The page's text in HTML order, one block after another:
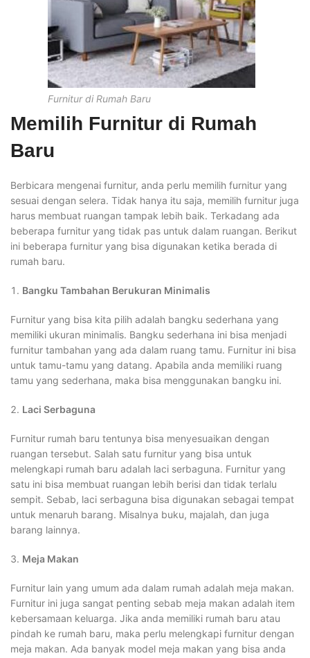
Furnitur di Rumah Baru
Memilih Furnitur di Rumah
Baru
Berbicara mengenai furnitur, anda perlu memilih furnitur yang
sesuai dengan selera. Tidak hanya itu saja, memilih furnitur juga
harus membuat ruangan tampak lebih baik. Terkadang ada
beberapa furnitur yang tidak pas untuk dalam ruangan. Berikut
ini beberapa furnitur yang bisa digunakan ketika berada di
rumah baru.
Bangku Tambahan Berukuran Minimalis
Furnitur yang bisa kita pilih adalah bangku sederhana yang
memiliki ukuran minimalis. Bangku sederhana ini bisa menjadi
furnitur tambahan yang ada dalam ruang tamu. Furnitur ini bisa
untuk tamu-tamu yang datang. Apabila anda memiliki ruang
tamu yang sederhana, maka bisa menggunakan bangku ini.
Laci Serbaguna
Furnitur rumah baru tentunya bisa menyesuaikan dengan
ruangan tersebut. Salah satu furnitur yang bisa untuk
melengkapi rumah baru adalah laci serbaguna. Furnitur yang
satu ini bisa membuat ruangan lebih berisi dan tidak terlalu
sempit. Sebab, laci serbaguna bisa digunakan sebagai tempat
untuk menaruh barang. Misalnya buku, majalah, dan juga
barang lainnya.
Meja Makan
Furnitur lain yang umum ada dalam rumah adalah meja makan.
Furnitur ini juga sangat penting sebab meja makan adalah item
kebersamaan keluarga. Jika anda memiliki rumah baru atau
pindah ke rumah baru, maka perlu melengkapi furnitur dengan
meja makan. Ada banyak model meja makan yang bisa anda